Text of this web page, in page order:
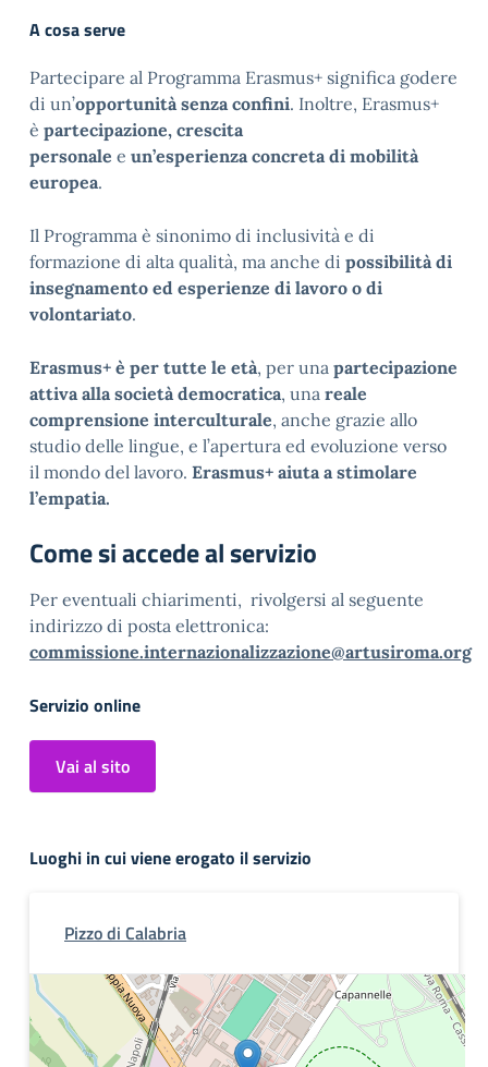
A cosa serve
Partecipare al Programma Erasmus+ significa godere
di un’opportunità senza confini. Inoltre, Erasmus+
è partecipazione, crescita
personale e un’esperienza concreta di mobilità
europea.
Il Programma è sinonimo di inclusività e di
formazione di alta qualità, ma anche di possibilità di
insegnamento ed esperienze di lavoro o di
volontariato.
Erasmus+ è per tutte le età, per una partecipazione
attiva alla società democratica, una reale
comprensione interculturale, anche grazie allo
studio delle lingue, e l’apertura ed evoluzione verso
il mondo del lavoro. Erasmus+ aiuta a stimolare
l’empatia.
Come si accede al servizio
Per eventuali chiarimenti, rivolgersi al seguente
indirizzo di posta elettronica:
commissione.internazionalizzazione@artusiroma.org
Servizio online
Vai al sito
Luoghi in cui viene erogato il servizio
Pizzo di Calabria